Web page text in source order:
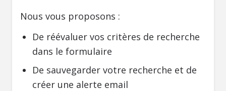
Nous vous proposons :
De réévaluer vos critères de recherche
dans le formulaire
De sauvegarder votre recherche et de
créer une alerte email